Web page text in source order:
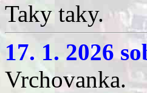
Taky taky.
17. 1. 2026
Vrchovanka.